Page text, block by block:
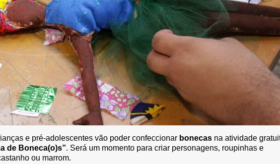
e pré-adolescentes vão poder confeccionar bonecasna atividade
de Boneca(o)s”. Será um momento para criar personagens, roupinhas e
ou marrom.